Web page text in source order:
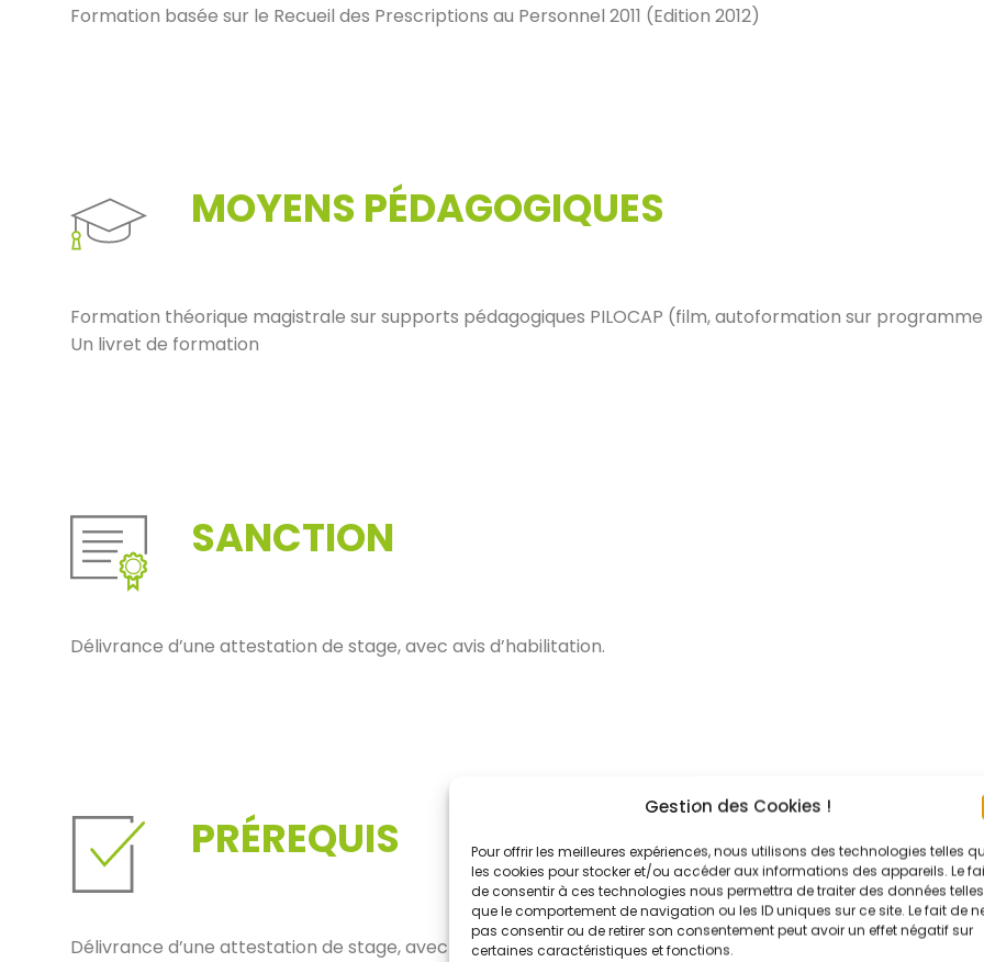
Gestion des Cookies !
Pour offrir les meilleures expériences, nous utilisons des technologies telles
les cookies pour stocker et/ou accéder aux informations des appareils. Le
de consentir à ces technologies nous permettra de traiter des données telles
que le comportement de navigation ou les ID uniques sur ce site. Le fait de
pas consentir ou de retirer son consentement peut avoir un effet négatif sur
certaines caractéristiques et fonctions.
Formation basée sur le Recueil des Prescriptions au Personnel 2011 (Edition 2012)
MOYENS PÉDAGOGIQUES
Formation théorique magistrale sur supports pédagogiques PILOCAP (film, autoformation sur programme
Un livret de formation
SANCTION
Délivrance d’une attestation de stage, avec avis d’habilitation.
PRÉREQUIS
Délivrance d’une attestation de stage, avec avis d’habilitation.